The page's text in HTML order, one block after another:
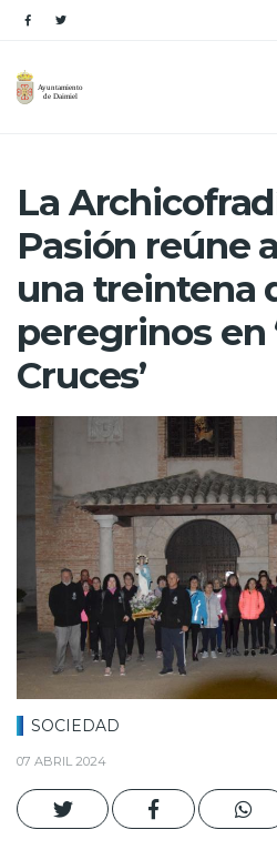
La
Pasión reúne
una treintena
peregrinos en
Cruces’
SOCIEDAD
07 ABRIL 2024